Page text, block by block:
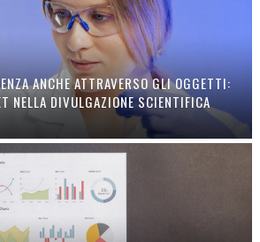
ANCHE ATTRAVERSO GLI OGGETTI:
NELLA DIVULGAZIONE SCIENTIFICA